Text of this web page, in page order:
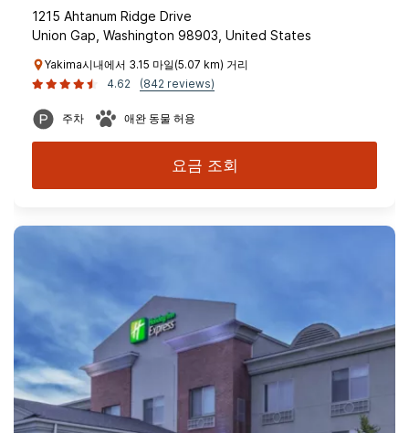
1215 Ahtanum Ridge Drive
Union Gap, Washington 98903, United States
Yakima시내에서 3.15 마일(5.07 km) 거리
4.62
(842 reviews)
주차 애완 동물 허용
요금 조회